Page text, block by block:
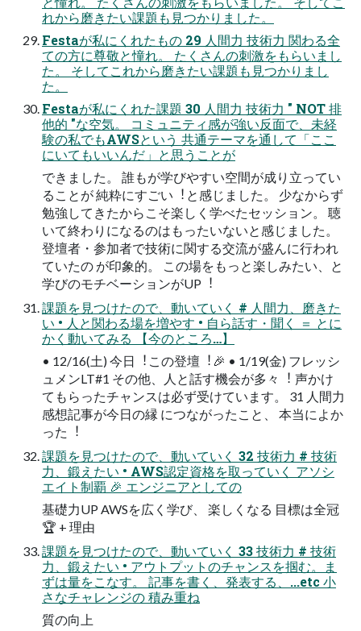
れから磨きたい課題も⾒つかりました。
Festaが私にくれたもの 29 ⼈間⼒ 技術⼒ 関わる全
ての⽅に尊敬と憧れ。 たくさんの刺激をもらいまし
た。 そしてこれから磨きたい課題も⾒つかりまし
た。
Festaが私にくれた課題 30 ⼈間⼒ 技術⼒ " NOT 排
他的 "な空気。 コミュニティ感が強い反⾯で、未経
験の私でもAWSという 共通テーマを通して「ここ
にいてもいいんだ」と思うことが
できました。 誰もが学びやすい空間が成り⽴ってい
ることが 純粋にすごい︕と感じました。 少なからず
勉強してきたからこそ楽しく学べたセッション。 聴
いて終わりになるのはもったいないと感じました。
登壇者・参加者で技術に関する交流が盛んに⾏われ
ていたの が印象的。 この場をもっと楽しみたい、と
学びのモチベーションがUP︕
課題を⾒つけたので、動いていく # ⼈間⼒、磨きた
い • ⼈と関わる場を増やす • ⾃ら話す・聞く ＝ とに
かく動いてみる 【今のところ…】
• 12/16(⼟) 今⽇︕この登壇︕🎉 • 1/19(⾦) フレッシ
ュメンLT#1 その他、⼈と話す機会が多々︕ 声かけ
てもらったチャンスは必ず受けています。 31 ⼈間⼒
感想記事が今⽇の縁 につながったこと、 本当によか
った︕
課題を⾒つけたので、動いていく 32 技術⼒ # 技術
⼒、鍛えたい • AWS認定資格を取っていく アソシ
エイト制覇 🎉 エンジニアとしての
基礎⼒UP AWSを広く学び、 楽しくなる ⽬標は全冠
🏆 + 理由
課題を⾒つけたので、動いていく 33 技術⼒ # 技術
⼒、鍛えたい • アウトプットのチャンスを掴む。ま
ずは量をこなす。 記事を書く、発表する、...etc ⼩
さなチャレンジの 積み重ね
質の向上